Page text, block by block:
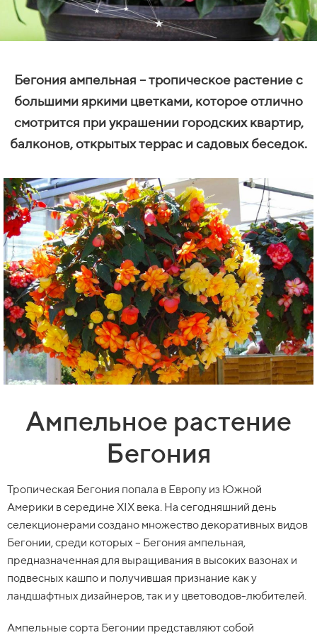
Бегония ампельная – тропическое растение с
большими яркими цветками, которое отлично
смотрится при украшении городских квартир,
балконов, открытых террас и садовых беседок.
Ампельное растение
Бегония
Тропическая Бегония попала в Европу из Южной
Америки в середине XIX века. На сегодняшний день
селекционерами создано множество декоративных видов
Бегонии, среди которых – Бегония ампельная,
предназначенная для выращивания в высоких вазонах и
подвесных кашпо и получившая признание как у
ландшафтных дизайнеров, так и у цветоводов-любителей.
Ампельные сорта Бегонии представляют собой